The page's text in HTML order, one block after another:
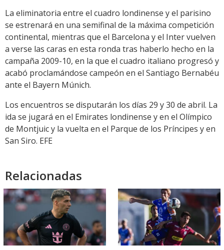
La eliminatoria entre el cuadro londinense y el parisino
se estrenará en una semifinal de la máxima competición
continental, mientras que el Barcelona y el Inter vuelven
a verse las caras en esta ronda tras haberlo hecho en la
campaña 2009-10, en la que el cuadro italiano progresó y
acabó proclamándose campeón en el Santiago Bernabéu
ante el Bayern Múnich.
Los encuentros se disputarán los días 29 y 30 de abril. La
ida se jugará en el Emirates londinense y en el Olímpico
de Montjuic y la vuelta en el Parque de los Príncipes y en
San Siro. EFE
Relacionadas